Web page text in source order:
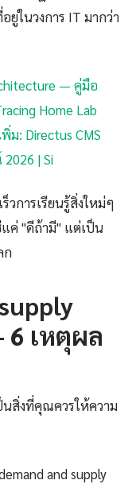
ยู่ในวงการ IT มากว่า
— คู่มือ
Home Lab
ม: Directus CMS
| Si
วการเรียนรู้สิ่งใหม่ๆ
แค่ "ดีถ้ามี" แต่เป็น
ก
เหตุผล
นสิ่งที่คุณควรให้ความ
and supply